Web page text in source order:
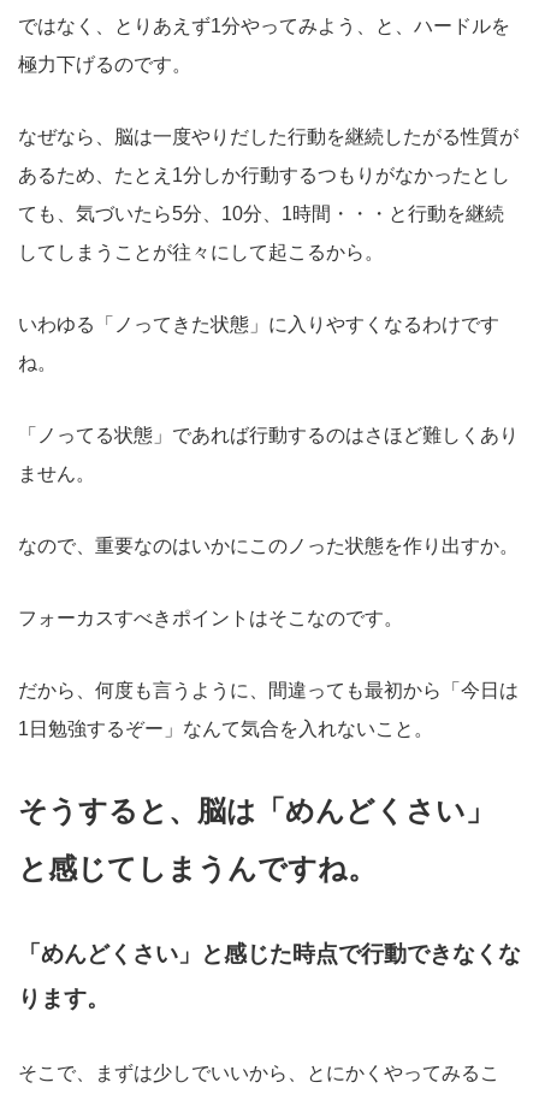
ではなく、とりあえず1分やってみよう、と、ハードルを
極力下げるのです。
なぜなら、脳は一度やりだした行動を継続したがる性質が
あるため、たとえ1分しか行動するつもりがなかったとし
ても、気づいたら5分、10分、1時間・・・と行動を継続
してしまうことが往々にして起こるから。
いわゆる「ノってきた状態」に入りやすくなるわけです
ね。
「ノってる状態」であれば行動するのはさほど難しくあり
ません。
なので、重要なのはいかにこのノった状態を作り出すか。
フォーカスすべきポイントはそこなのです。
だから、何度も言うように、間違っても最初から「今日は
1日勉強するぞー」なんて気合を入れないこと。
そうすると、脳は「めんどくさい」
と感じてしまうんですね。
「めんどくさい」と感じた時点で行動できなくな
ります。
そこで、まずは少しでいいから、とにかくやってみるこ